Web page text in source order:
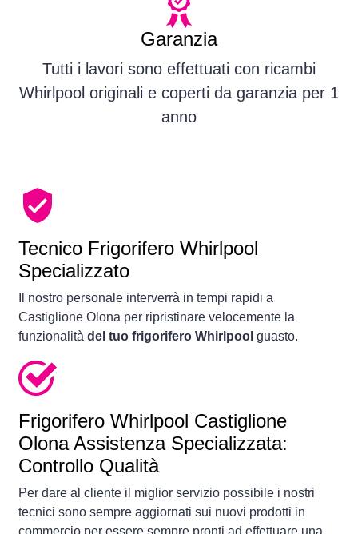
Garanzia
Tutti i lavori sono effettuati con ricambi
Whirlpool originali e coperti da garanzia per 1
anno
Tecnico Frigorifero Whirlpool
Specializzato
Il nostro personale interverrà in tempi rapidi a
Castiglione Olona per ripristinare velocemente la
funzionalità del tuo frigorifero Whirlpool guasto.
Frigorifero Whirlpool Castiglione
Olona Assistenza Specializzata:
Controllo Qualità
Per dare al cliente il miglior servizio possibile i nostri
tecnici sono sempre aggiornati sui nuovi prodotti in